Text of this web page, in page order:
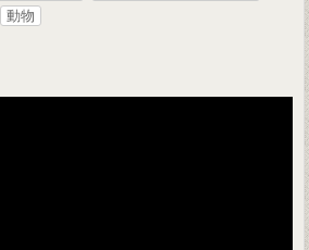
動物